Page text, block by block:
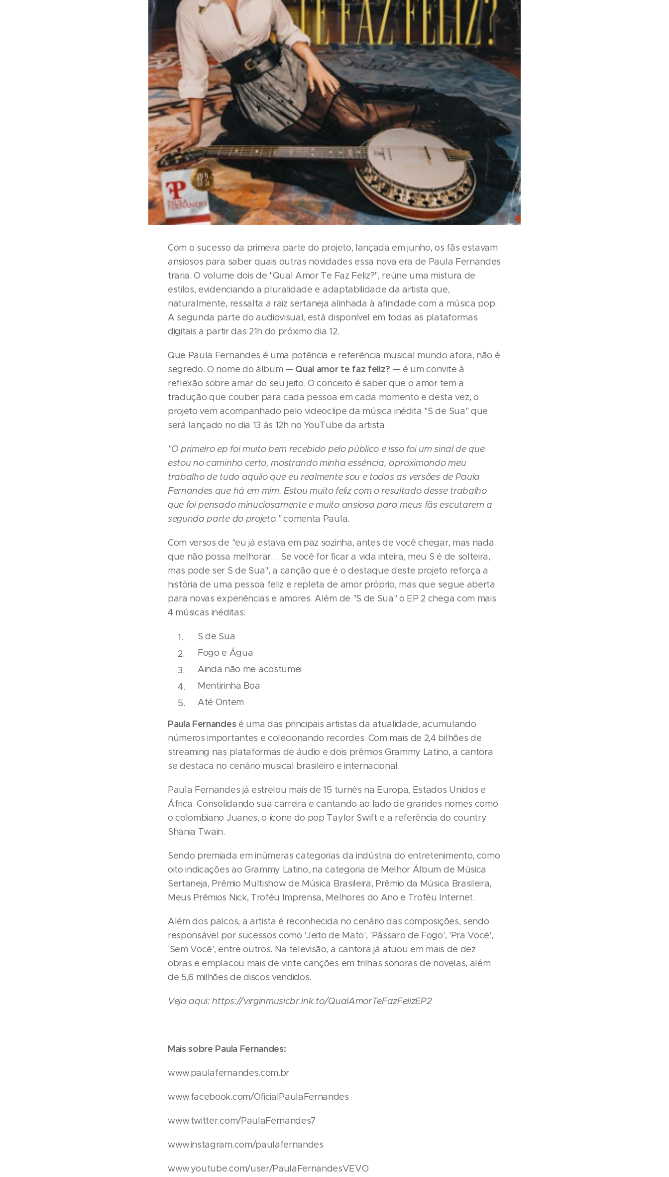
Com o sucesso da primeira parte do projeto, lançada em junho, os fãs estavam
ansiosos para saber quais outras novidades essa nova era de Paula Fernandes
traria. O volume dois de "Qual Amor Te Faz Feliz?", reúne uma mistura de
estilos, evidenciando a pluralidade e adaptabilidade da artista que,
naturalmente, ressalta a raiz sertaneja alinhada à afinidade com a música pop.
A segunda parte do audiovisual, está disponível em todas as plataformas
digitais a partir das 21h do próximo dia 12.
Que Paula Fernandes é uma potência e referência musical mundo afora, não é
segredo. O nome do álbum — Qual amor te faz feliz? — é um convite à
reflexão sobre amar do seu jeito. O conceito é saber que o amor tem a
tradução que couber para cada pessoa em cada momento e desta vez, o
projeto vem acompanhado pelo videoclipe da música inédita "S de Sua" que
será lançado no dia 13 às 12h no YouTube da artista.
"O primeiro ep foi muito bem recebido pelo público e isso foi um sinal de que
estou no caminho certo, mostrando minha essência, aproximando meu
trabalho de tudo aquilo que eu realmente sou e todas as versões de Paula
Fernandes que há em mim. Estou muito feliz com o resultado desse trabalho
que foi pensado minuciosamente e muito ansiosa para meus fãs escutarem a
segunda parte do projeto."comenta Paula.
Com versos de "eu já estava em paz sozinha, antes de você chegar, mas nada
que não possa melhorar…. Se você for ficar a vida inteira, meu S é de solteira,
mas pode ser S de Sua", a canção que é o destaque deste projeto reforça a
história de uma pessoa feliz e repleta de amor próprio, mas que segue aberta
para novas experiências e amores. Além de "S de Sua" o EP 2 chega com mais
4 músicas inéditas:
S de Sua
Fogo e Água
Ainda não me acostumei
Mentirinha Boa
Até Ontem
Paula Fernandes é uma das principais artistas da atualidade, acumulando
números importantes e colecionando recordes. Com mais de 2,4 bilhões de
streaming nas plataformas de áudio e dois prêmios Grammy Latino, a cantora
se destaca no cenário musical brasileiro e internacional.
Paula Fernandes já estrelou mais de 15 turnês na Europa, Estados Unidos e
África. Consolidando sua carreira e cantando ao lado de grandes nomes como
o colombiano Juanes, o ícone do pop Taylor Swift e a referência do country
Shania Twain.
Sendo premiada em inúmeras categorias da indústria do entretenimento, como
oito indicações ao Grammy Latino, na categoria de Melhor Álbum de Música
Sertaneja, Prêmio Multishow de Música Brasileira, Prêmio da Música Brasileira,
Meus Prêmios Nick, Troféu Imprensa, Melhores do Ano e Troféu Internet.
Além dos palcos, a artista é reconhecida no cenário das composições, sendo
responsável por sucessos como 'Jeito de Mato', 'Pássaro de Fogo', 'Pra Você',
'Sem Você', entre outros. Na televisão, a cantora já atuou em mais de dez
obras e emplacou mais de vinte canções em trilhas sonoras de novelas, além
de 5,6 milhões de discos vendidos.
Veja aqui:https://virginmusicbr.lnk.to/QualAmorTeFazFelizEP2
Mais sobre Paula Fernandes:
www.paulafernandes.com.br
www.facebook.com/OficialPaulaFernandes
www.twitter.com/PaulaFernandes7
www.instagram.com/paulafernandes
www.youtube.com/user/PaulaFernandesVEVO